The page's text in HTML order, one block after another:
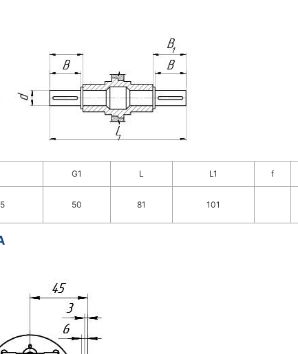
G1 L L1 f
50 81 101